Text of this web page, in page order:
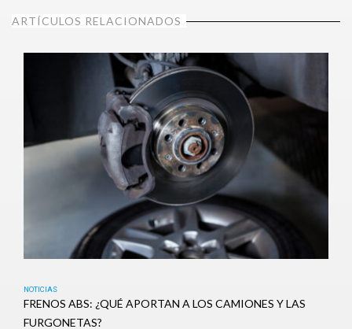
ARTÍCULOS RELACIONADOS
NOTICIAS
FRENOS ABS: ¿QUÉ APORTAN A LOS CAMIONES Y LAS
FURGONETAS?